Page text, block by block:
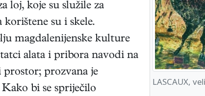
LASCAUX,
loj, koje su služile za
su i skele.
magdalenijenske kulture
alata i pribora navodi na
prozvana je
bi se spriječilo